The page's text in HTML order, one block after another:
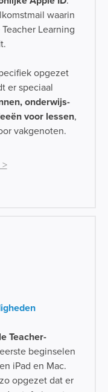
waarin
Learning
opgezet
er speciaal
onderwijs­
voor lessen,
vakgenoten.
Teacher-
beginselen
iPad en Mac.
opgezet dat er